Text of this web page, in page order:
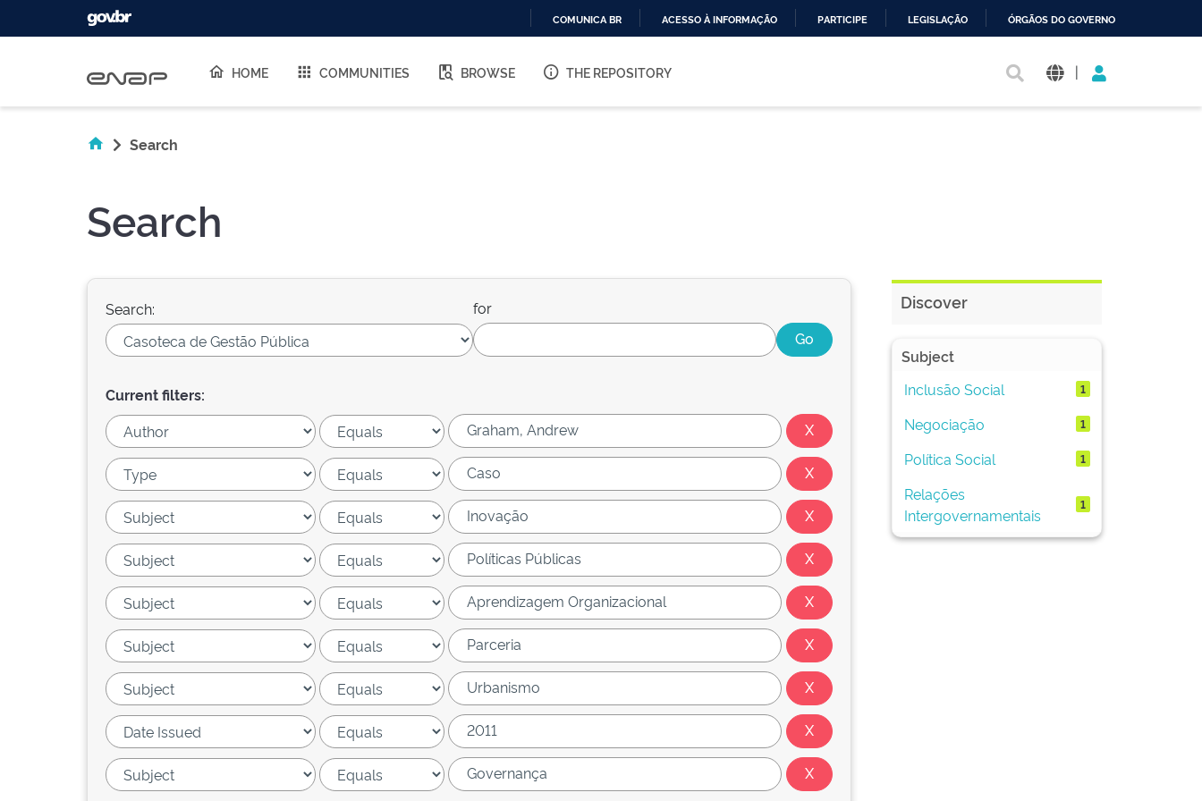
O
COMUNICA BR ACESSO À INFORMAÇÃO PARTICIPE LEGISLAÇÃO ÓRGÃOS DO GOVERNO
HOME COMMUNITIES BROWSE THE REPOSITORY |
Search
Search
Search: for
Current filters:
Discover
Subject
Inclusão Social
1
Negociação 1
Política Social 1
Relações
Intergovernamentais
1